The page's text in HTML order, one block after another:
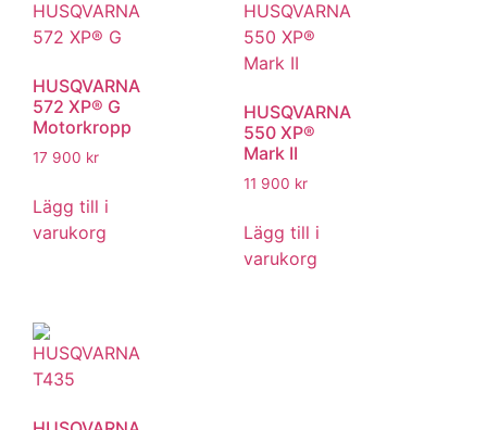
HUSQVARNA
572 XP® G
Motorkropp
17 900 kr
Lägg till i
varukorg
HUSQVARNA
550 XP®
Mark II
11 900 kr
Lägg till i
varukorg